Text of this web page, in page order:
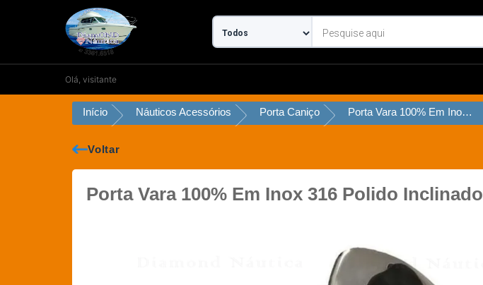
conteúdo
Olá, visitante
Início Náuticos Acessórios Porta Caniço Porta Vara 100% Em Inox 316 Polido Inclinado
Voltar
Porta Vara 100% Em Inox 316 Polido Inclinado